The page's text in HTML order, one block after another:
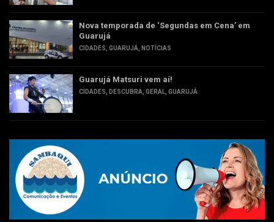
Nova temporada de ‘Segundas em Cena’ em
Guarujá
CIDADES GUARUJÁ NOTÍCIAS
Guarujá Matsuri vem aí!
CIDADES DESCUBRA GERAL GUARUJÁ